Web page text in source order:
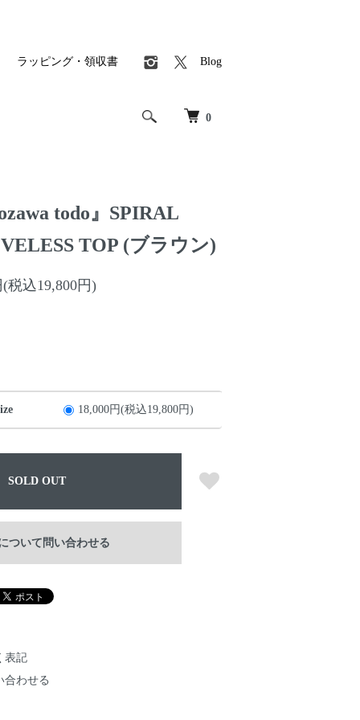
0
ラッピング・領収書 Blog
todo』SPIRAL
TOP (ブラウン)
(税込19,800円)
18,000円(税込19,800円)
SOLD OUT
ついて問い合わせる
表記
合わせる